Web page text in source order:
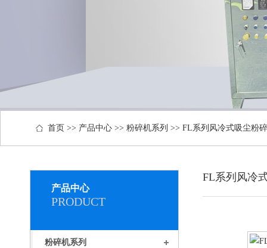
首页 >> 产品中心 >> 粉碎机系列 >> FL系列风冷式吸尘粉
产品中心
PRODUCT
粉碎机系列
FL系列风冷